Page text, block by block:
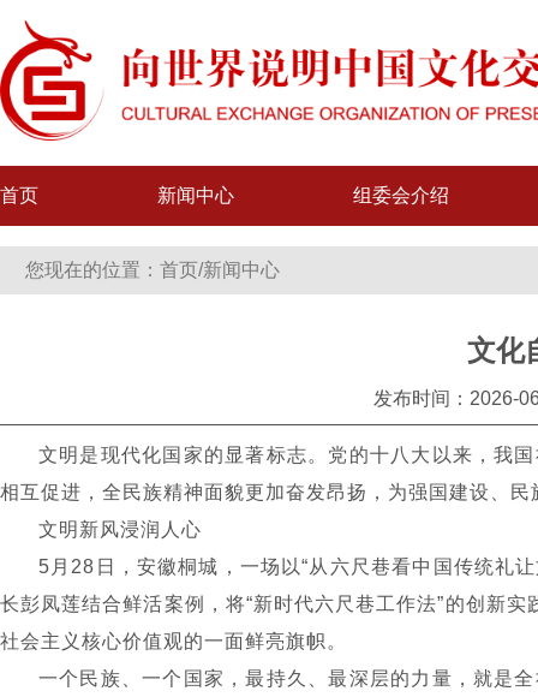
首页 新闻中心 组委会介绍
您现在的位置：首页/新闻中心
文化
发布时间：2026-
文明是现代化国家的显著标志。党的十八大以来，我
相互促进，全民族精神面貌更加奋发昂扬，为强国建设、
文明新风浸润人心
5 月 28 日，安徽桐城，一场以“从六尺巷看中国传统礼
长彭凤莲结合鲜活案例，将“新时代六尺巷工作法”的创新实
社会主义核心价值观的一面鲜亮旗帜。
一个民族、一个国家，最持久、最深层的力量，就是